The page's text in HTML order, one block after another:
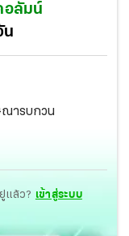
อลัมน์
น
ณารบกวน
แล้ว? เข้าสู่ระบบ